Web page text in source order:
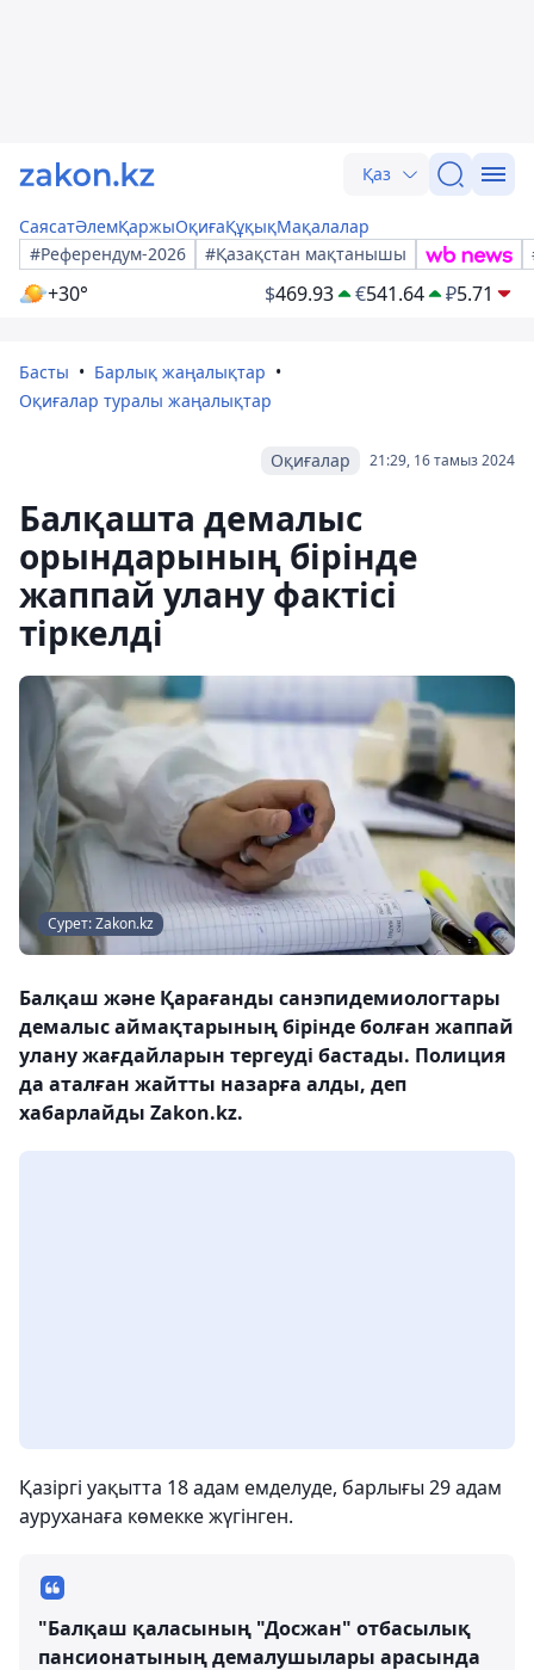
Қаз
СаясатӘлемҚаржыОқиғаҚұқықМақалалар
#Референдум-2026
#Қазақстан мақтанышы
+30° $469.93 €541.64 ₽5.71
Басты
Барлық жаңалықтар
Оқиғалар туралы жаңалықтар
21:29, 16 тамыз 2024
Оқиғалар
Балқашта демалыс
орындарының бірінде
жаппай улану фактісі
тіркелді
Сурет: Zakon.kz
Балқаш және Қарағанды санэпидемиологтары
демалыс аймақтарының бірінде болған жаппай
улану жағдайларын тергеуді бастады. Полиция
да аталған жайтты назарға алды, деп
хабарлайды Zakon.kz.
Қазіргі уақытта 18 адам емделуде, барлығы 29 адам
ауруханаға көмекке жүгінген.
"Балқаш қаласының "Досжан" отбасылық
пансионатының демалушылары арасында